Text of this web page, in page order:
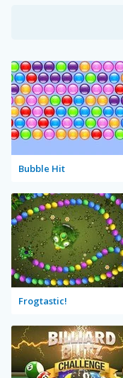
Bubble Hit
Frogtastic!